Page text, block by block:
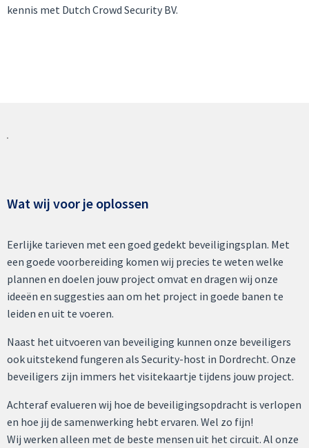
kennis met Dutch Crowd Security BV.
Wat wij voor je oplossen
Eerlijke tarieven met een goed gedekt beveiligingsplan. Met
een goede voorbereiding komen wij precies te weten welke
plannen en doelen jouw project omvat en dragen wij onze
ideeën en suggesties aan om het project in goede banen te
leiden en uit te voeren.
Naast het uitvoeren van beveiliging kunnen onze beveiligers
ook uitstekend fungeren als Security-host in Dordrecht. Onze
beveiligers zijn immers het visitekaartje tijdens jouw project.
Achteraf evalueren wij hoe de beveiligingsopdracht is verlopen
en hoe jij de samenwerking hebt ervaren. Wel zo fijn!
Wij werken alleen met de beste mensen uit het circuit. Al onze